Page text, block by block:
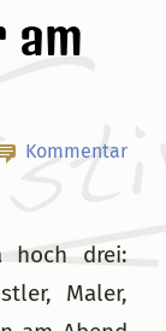
am
Kommentar
hoch drei:
Maler,